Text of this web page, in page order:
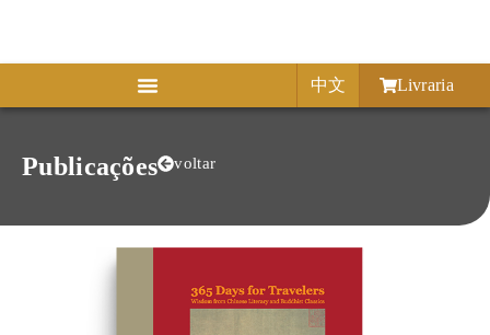
中文 Livraria
Publicações voltar